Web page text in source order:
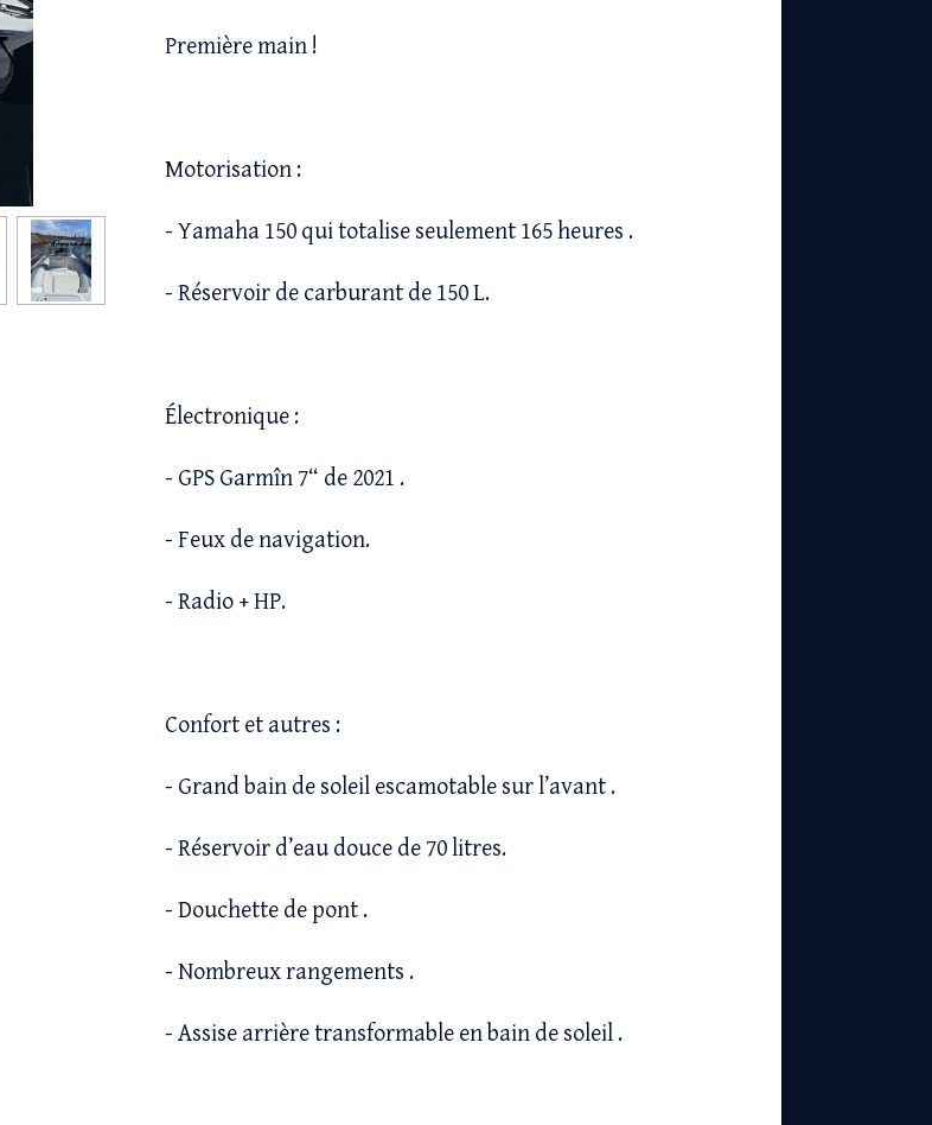
Première main !
Motorisation :
- Yamaha 150 qui totalise seulement 165 heures .
- Réservoir de carburant de 150 L.
Électronique :
- GPS Garmîn 7“ de 2021 .
- Feux de navigation.
- Radio + HP.
Confort et autres :
- Grand bain de soleil escamotable sur l’avant .
- Réservoir d’eau douce de 70 litres.
- Douchette de pont .
- Nombreux rangements .
- Assise arrière transformable en bain de soleil .